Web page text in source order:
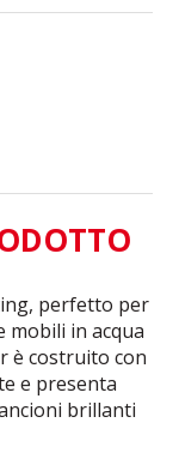
perfetto per
mobili in acqua
è costruito con
e presenta
brillanti